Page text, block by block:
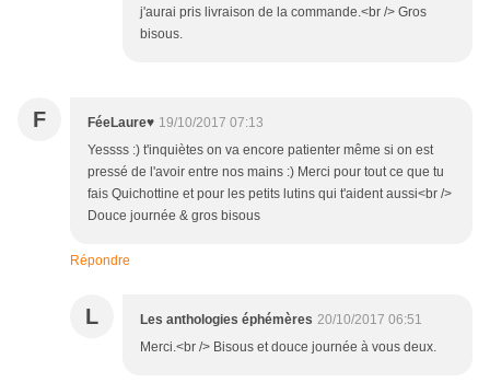
j'aurai pris livraison de la commande.<br /> Gros
bisous.
F FéeLaure♥ 19/10/2017 07:13
Yessss :) t'inquiètes on va encore patienter même si on est
pressé de l'avoir entre nos mains :) Merci pour tout ce que tu
fais Quichottine et pour les petits lutins qui t'aident aussi<br />
Douce journée & gros bisous
Répondre
L Les anthologies éphémères 20/10/2017 06:51
Merci.<br /> Bisous et douce journée à vous deux.